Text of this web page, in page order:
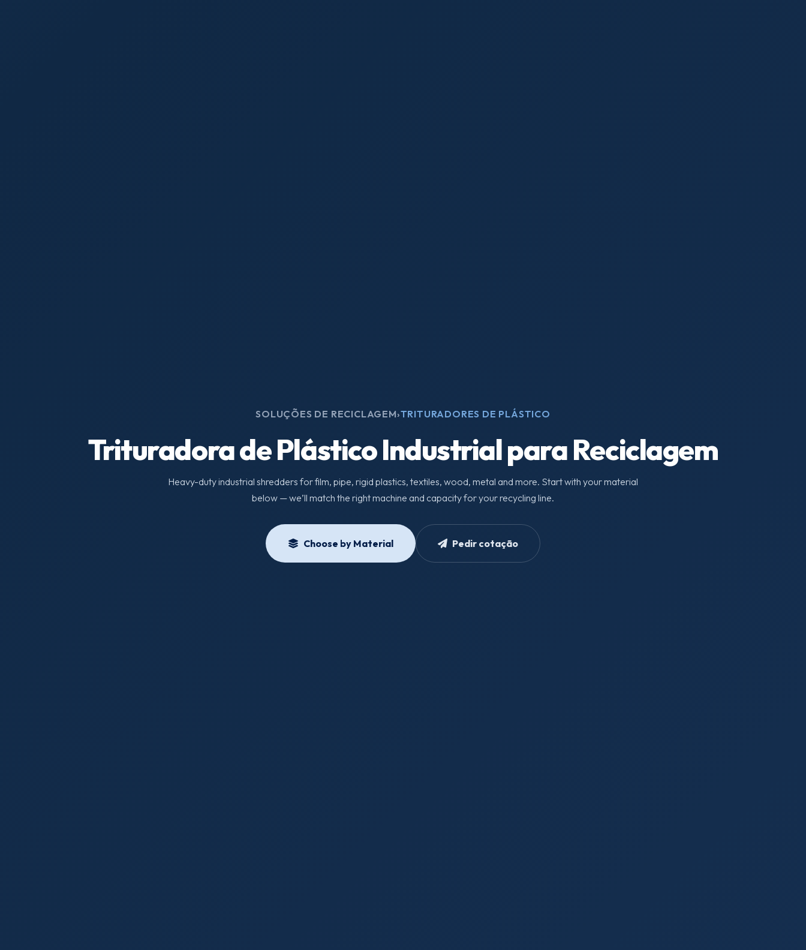
SOLUÇÕES DE RECICLAGEM›TRITURADORES DE PLÁSTICO
Trituradora de Plástico Industrial para Reciclagem
Heavy-duty industrial shredders for film, pipe, rigid plastics, textiles, wood, metal and more. Start with your material
below — we’ll match the right machine and capacity for your recycling line.
Choose by Material Pedir cotação